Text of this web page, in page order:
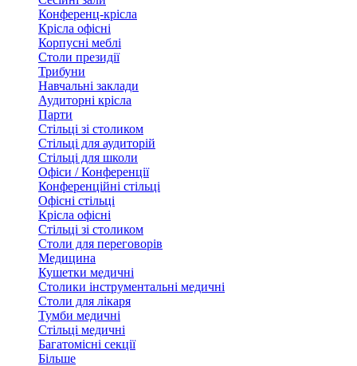
Конференц-крісла
Крісла офісні
Корпусні меблі
Столи президії
Трибуни
Навчальні заклади
Аудиторні крісла
Парти
Стільці зі столиком
Стільці для аудиторій
Стільці для школи
Офіси / Конференції
Конференційні стільці
Офісні стільці
Крісла офісні
Стільці зі столиком
Столи для переговорів
Медицина
Кушетки медичні
Столики інструментальні медичні
Столи для лікаря
Тумби медичні
Стільці медичні
Багатомісні секції
Більше